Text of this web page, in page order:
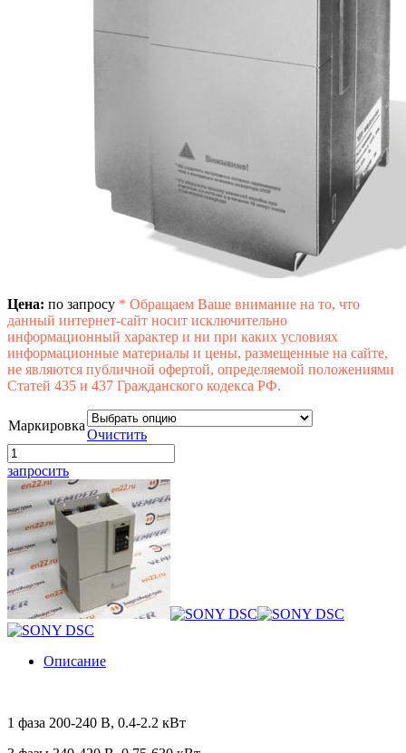
Цена: по запросу * Обращаем Ваше внимание на то, что
данный интернет-сайт носит исключительно
информационный характер и ни при каких условиях
информационные материалы и цены, размещенные на сайте,
не являются публичной офертой, определяемой положениями
Статей 435 и 437 Гражданского кодекса РФ.
Маркировка
Очистить
запросить
Описание
1 фаза 200-240 В, 0.4-2.2 кВт